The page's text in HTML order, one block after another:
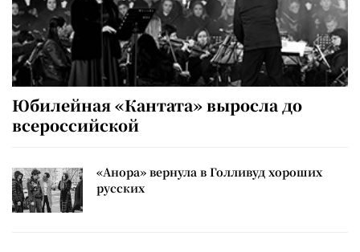
Юбилейная «Кантата» выросла до
всероссийской
«Анора» вернула в Голливуд хороших
русских